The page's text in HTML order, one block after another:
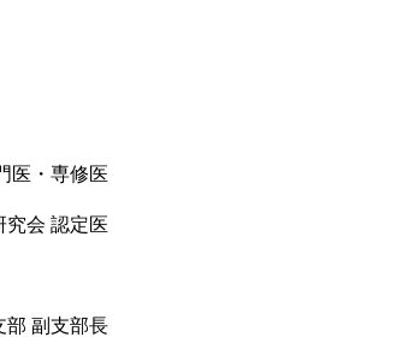
医・専修医
究会 認定医
部 副⽀部⻑